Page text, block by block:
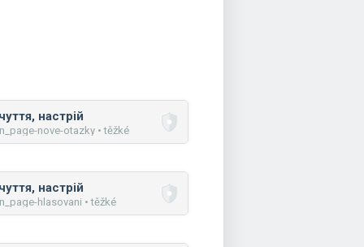
настрій
nove-otazky • těžké
настрій
hlasovani • těžké